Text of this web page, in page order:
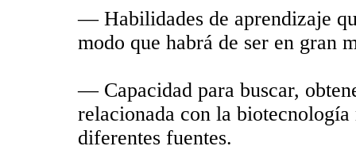
— Habilidades de aprendizaje
modo que habrá de ser en gran
— Capacidad para buscar,
relacionada con la
diferentes fuentes.